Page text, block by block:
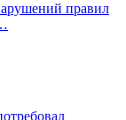
правил